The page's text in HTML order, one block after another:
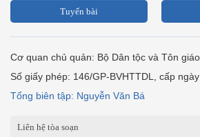
Tuyến bài
Cơ quan chủ quản: Bộ Dân tộc và Tôn giáo
Số giấy phép: 146/GP-BVHTTDL, cấp
Tổng biên tập: Nguyễn Văn Bá
Liên hệ tòa soạn